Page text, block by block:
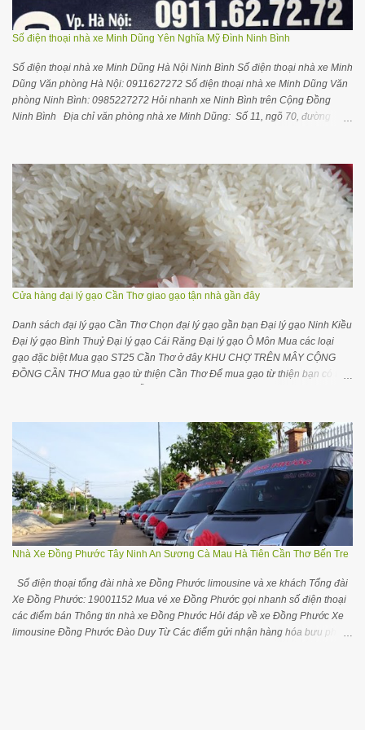
Số điện thoại nhà xe Minh Dũng Yên Nghĩa Mỹ Đình Ninh Bình
Số điện thoại nhà xe Minh Dũng Hà Nội Ninh Bình Số điện thoại nhà xe Minh
Dũng Văn phòng Hà Nội: 0911627272 Số điện thoại nhà xe Minh Dũng Văn
phòng Ninh Bình: 0985227272 Hỏi nhanh xe Ninh Bình trên Cộng Đồng
Ninh Bình Địa chỉ văn phòng nhà xe Minh Dũng: Số 11, ngõ 70, đường
Ninh Bình Mua sỉ gạo ST25 Thiên Long Rice Hướng dẫn mở đại lý kinh
doanh gạo CẬP NHẬT GIỜ CHẠY XE Hà Nội về Ninh Bình: Chuyến 1 :
6h30(Cồn Thoi) Chuyến 2 : 7h30 (BX Kim Sơn) Chuyến 3 : 8h00 (BX Kim
Sơn) Chuyến 4 : 8h30 (BX Kim Sơn) Chuyến 5 : 10h30(Cồn Thoi) Chuyến 6 :
11h30 (BX Kim Sơn) Chuyến 7 : 13h30(Cồn Thoi) Chuyến 8 : 15h00 (BX Kim
Sơn) Chuyến 9 : 17h00 (Cồn Thoi) Chuyến 10 : 18h00 (Cồn Thoi) Chuyến
11: 18h40 (BX Kim Sơn) Chú ý : Quý khách vui lòng liên hệ số 0911627272
hoặc 0985227272 để được hỗ trợ chỉ đường vào văn phòng ( SỐ 11, NGÕ
70, ĐƯỜNG NGUYỄN HOÀNG...
Cửa hàng đại lý gạo Cần Thơ giao gạo tận nhà gần đây
Danh sách đại lý gạo Cần Thơ Chọn đại lý gạo gần bạn Đại lý gạo Ninh Kiều
Đại lý gạo Bình Thuỷ Đại lý gạo Cái Răng Đại lý gạo Ô Môn Mua các loại
gạo đặc biệt Mua gạo ST25 Cần Thơ ở đây KHU CHỢ TRÊN MÂY CỘNG
ĐỒNG CẦN THƠ Mua gạo từ thiện Cần Thơ Để mua gạo từ thiện bạn có thể
buôn đại lý gạo Cần Thơ trên Facebook Các yêu cầu điều chỉnh cập nhật
thông tin, bổ sung thông tin các nhà cung cấp gạo Cần Thơ quý bạn vui lòng
để lại comment hơặc gửi trên Groups cộng đồng Khám phá đại lý gạo ở các
vùng miền Đại lý gạo ở tại TPHCM Đại lý gạo ở tại Hà Nội Đại lý gạo Quảng
Ninh Đại lý gạo Đà Nẵng Đại lý gạo Hải Phòng Mua gạo ST25 tại Cần Thơ
Để mua gạo ST25 tại Cần Thơ bạn hãy liên hệ Cửa hàng đặc sản ĐBSCL
Số 52 đường Trần Việt Châu, quận Ninh Kiều, TP Cần Thơ. Số 67-69 Đinh
Tiên Hoàng, quận Ninh Kiều, TP Cần Thơ. Cửa hàng gạo Đ...
Nhà Xe Đồng Phước Tây Ninh An Sương Cà Mau Hà Tiên Cần Thơ Bến Tre
Số điện thoại tổng đài nhà xe Đồng Phước limousine và xe khách Tổng đài
Xe Đồng Phước: 19001152 Mua vé xe Đồng Phước gọi nhanh số điện thoại
các điểm bán Thông tin nhà xe Đồng Phước Hỏi đáp về xe Đồng Phước Xe
limousine Đồng Phước Đào Duy Từ Các điểm gửi nhận hàng hóa bưu phẩm